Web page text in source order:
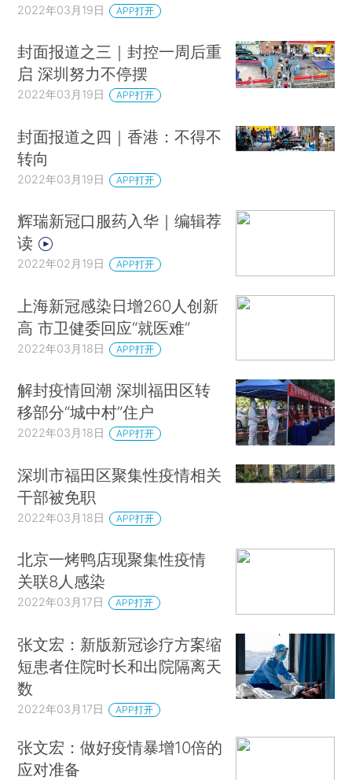
2022年03月19日 APP打开
封面报道之三｜封控一周后重
启 深圳努力不停摆
2022年03月19日 APP打开
封面报道之四｜香港：不得不
转向
2022年03月19日 APP打开
辉瑞新冠口服药入华｜编辑荐
读
2022年02月19日 APP打开
上海新冠感染日增260人创新
高 市卫健委回应“就医难”
2022年03月18日 APP打开
解封疫情回潮 深圳福田区转
移部分“城中村”住户
2022年03月18日 APP打开
深圳市福田区聚集性疫情相关
干部被免职
2022年03月18日 APP打开
北京一烤鸭店现聚集性疫情
关联8人感染
2022年03月17日 APP打开
张文宏：新版新冠诊疗方案缩
短患者住院时长和出院隔离天
数
2022年03月17日 APP打开
张文宏：做好疫情暴增10倍的
应对准备